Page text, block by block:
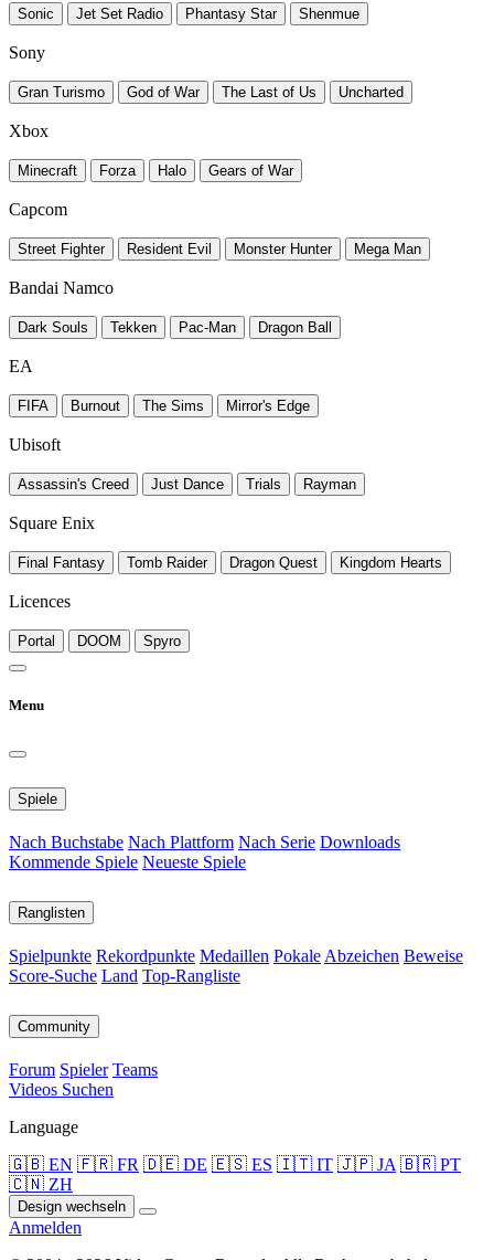
Sonic Jet Set Radio Phantasy Star Shenmue
Sony
Gran Turismo God of War The Last of Us Uncharted
Xbox
Minecraft Forza Halo Gears of War
Capcom
Street Fighter Resident Evil Monster Hunter Mega Man
Bandai Namco
Dark Souls Tekken Pac-Man Dragon Ball
EA
FIFA Burnout The Sims Mirror's Edge
Ubisoft
Assassin's Creed Just Dance Trials Rayman
Square Enix
Final Fantasy Tomb Raider Dragon Quest Kingdom Hearts
Licences
Portal DOOM Spyro
Menu
Spiele
Nach Buchstabe Nach Plattform Nach Serie Downloads
Kommende Spiele Neueste Spiele
Ranglisten
Spielpunkte Rekordpunkte Medaillen Pokale Abzeichen Beweise
Score-Suche Land Top-Rangliste
Community
Forum Spieler Teams
Videos Suchen
Language
🇬🇧 EN 🇫🇷 FR 🇩🇪 DE 🇪🇸 ES 🇮🇹 IT 🇯🇵 JA 🇧🇷 PT
🇨🇳 ZH
Design wechseln
Anmelden